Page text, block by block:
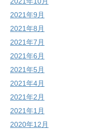
2021年9月
2021年8月
2021年7月
2021年6月
2021年5月
2021年4月
2021年2月
2021年1月
2020年12月